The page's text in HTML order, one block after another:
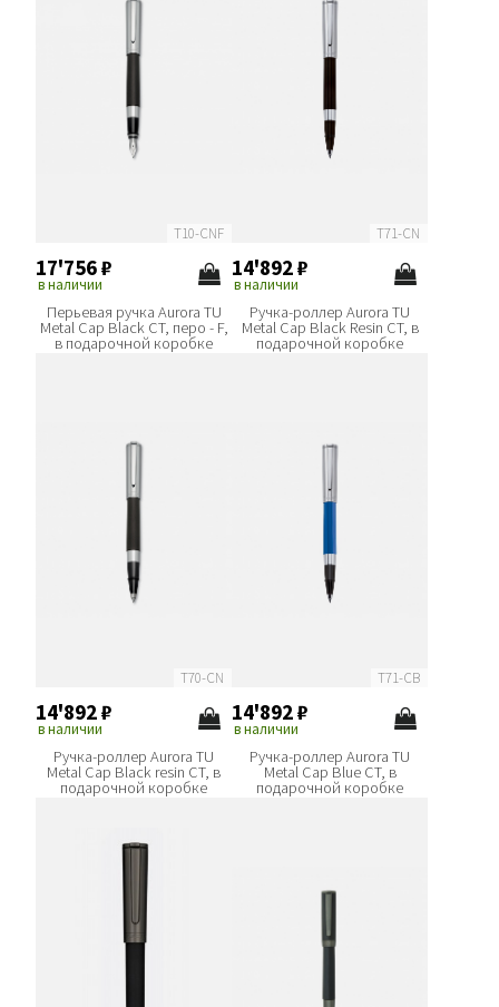
T10-CNF
17'756₽
в наличии
Перьевая ручка Aurora TU
Metal Cap Black CT, перо - F,
в подарочной коробке
T71-CN
14'892₽
в наличии
Ручка-роллер Aurora TU
Metal Cap Black Resin CT, в
подарочной коробке
T70-CN
14'892₽
в наличии
Ручка-роллер Aurora TU
Metal Cap Black resin CT, в
подарочной коробке
T71-CB
14'892₽
в наличии
Ручка-роллер Aurora TU
Metal Cap Blue CT, в
подарочной коробке